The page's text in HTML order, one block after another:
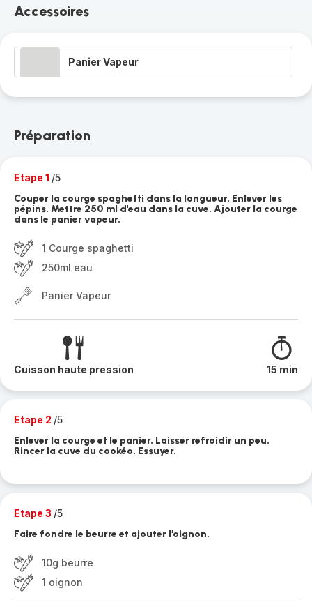
Accessoires
Panier Vapeur
Préparation
Etape 1 /5
Couper la courge spaghetti dans la longueur. Enlever les
pépins. Mettre 250 ml d'eau dans la cuve. Ajouter la courge
dans le panier vapeur.
1 Courge spaghetti
250ml eau
Panier Vapeur
Cuisson haute pression 15 min
Etape 2 /5
Enlever la courge et le panier. Laisser refroidir un peu.
Rincer la cuve du cookéo. Essuyer.
Etape 3 /5
Faire fondre le beurre et ajouter l'oignon.
10g beurre
1 oignon